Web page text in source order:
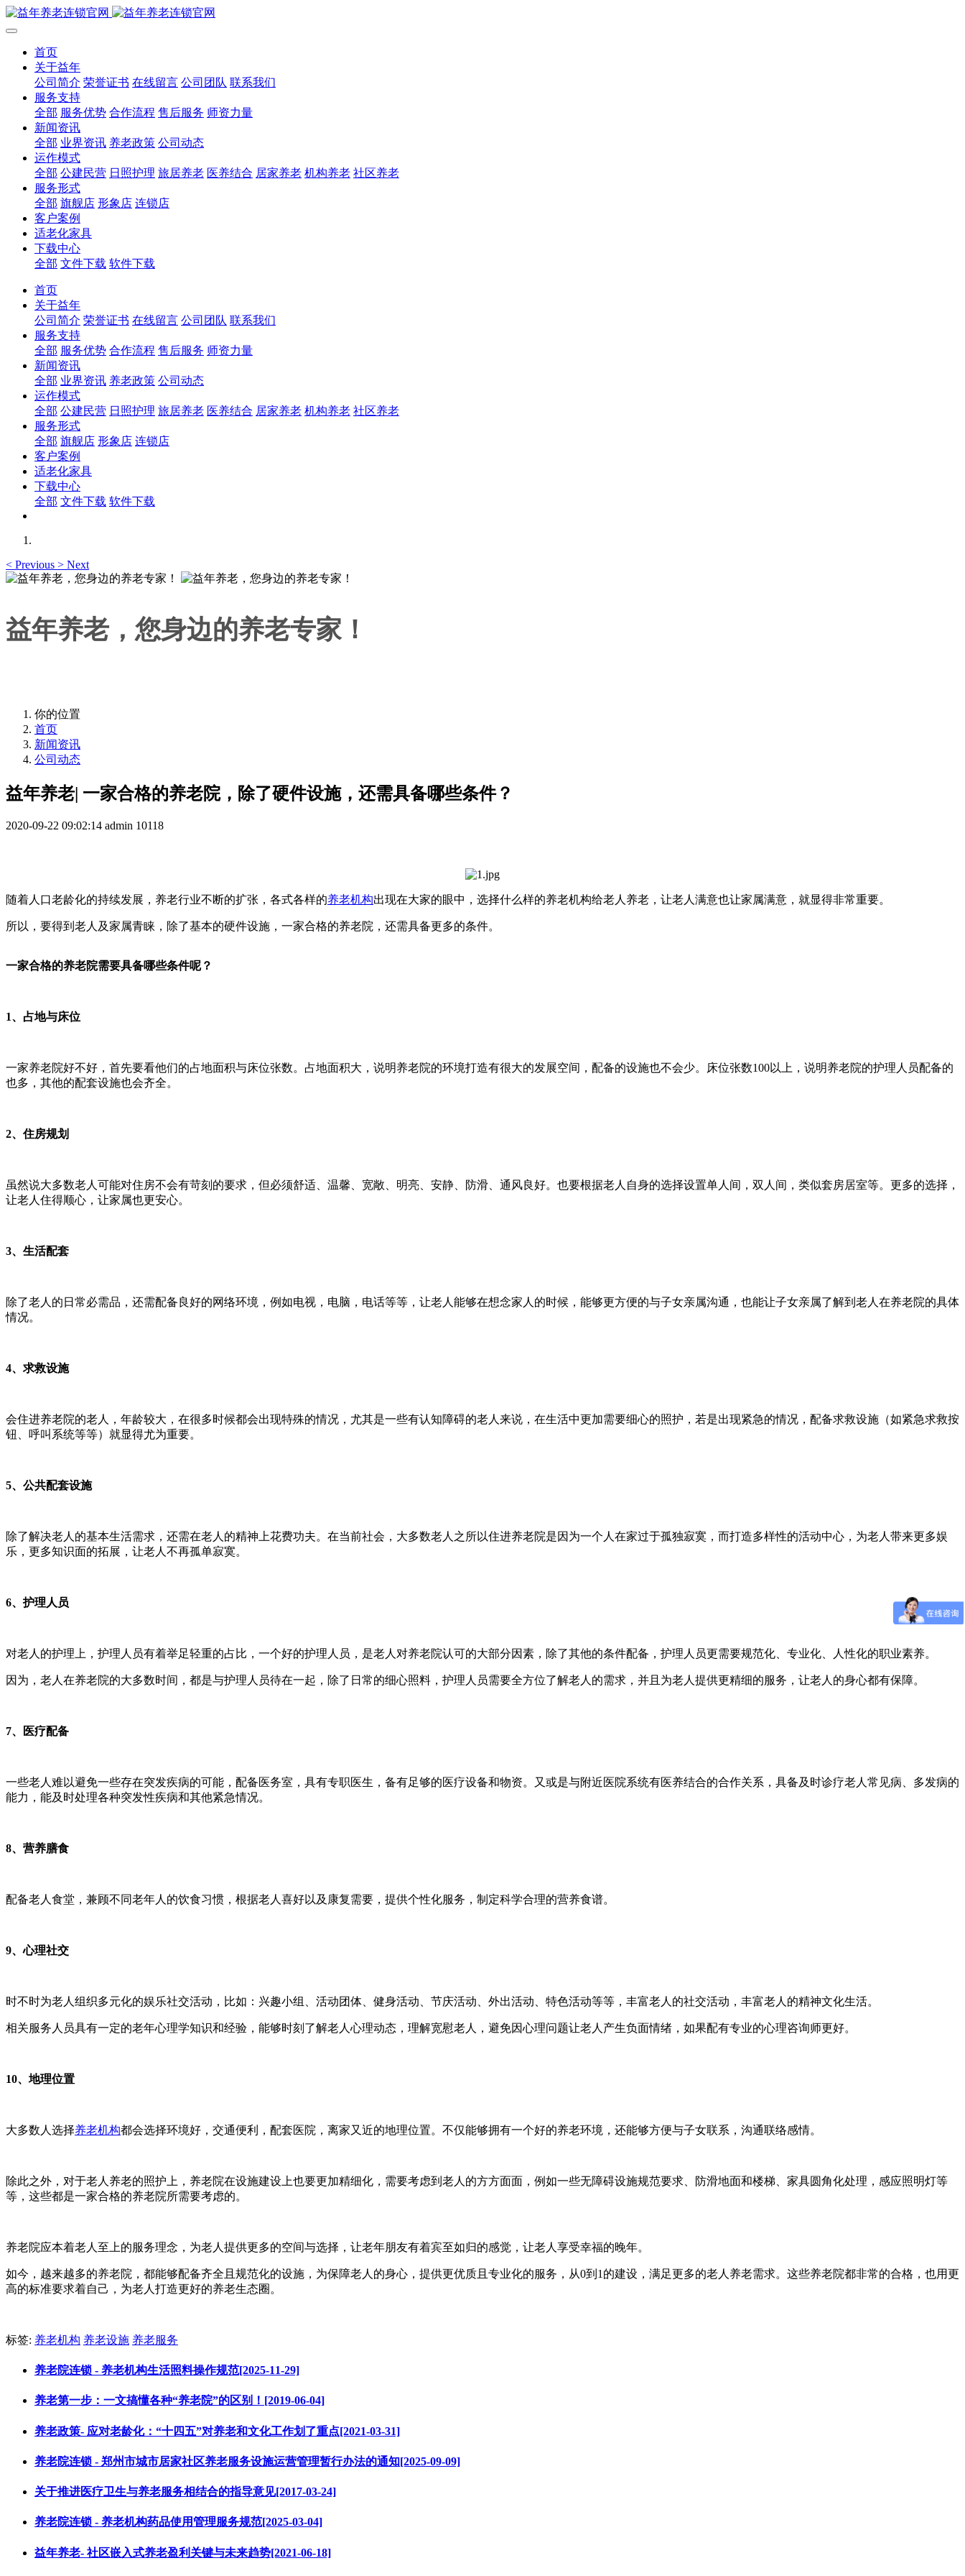
首页
关于益年
公司简介 荣誉证书 在线留言 公司团队 联系我们
服务支持
全部 服务优势 合作流程 售后服务 师资力量
新闻资讯
全部 业界资讯 养老政策 公司动态
运作模式
全部 公建民营 日照护理 旅居养老 医养结合 居家养老 机构养老 社区养老
服务形式
全部 旗舰店 形象店 连锁店
客户案例
适老化家具
下载中心
全部 文件下载 软件下载
首页
关于益年
公司简介 荣誉证书 在线留言 公司团队 联系我们
服务支持
全部 服务优势 合作流程 售后服务 师资力量
新闻资讯
全部 业界资讯 养老政策 公司动态
运作模式
全部 公建民营 日照护理 旅居养老 医养结合 居家养老 机构养老 社区养老
服务形式
全部 旗舰店 形象店 连锁店
客户案例
适老化家具
下载中心
全部 文件下载 软件下载
< Previous > Next
益年养老，您身边的养老专家！
你的位置
首页
新闻资讯
公司动态
益年养老| 一家合格的养老院，除了硬件设施，还需具备哪些条件？
2020-09-22 09:02:14 admin 10118
随着人口老龄化的持续发展，养老行业不断的扩张，各式各样的养老机构出现在大家的眼中，选择什么样的养老机构给老人养老，让老人满意也让家属满意，就显得非常重要。
所以，要得到老人及家属青睐，除了基本的硬件设施，一家合格的养老院，还需具备更多的条件。
一家合格的养老院需要具备哪些条件呢？
1、占地与床位
一家养老院好不好，首先要看他们的占地面积与床位张数。占地面积大，说明养老院的环境打造有很大的发展空间，配备的设施也不会少。床位张数100以上，说明养老院的护理人员配备的
也多，其他的配套设施也会齐全。
2、住房规划
虽然说大多数老人可能对住房不会有苛刻的要求，但必须舒适、温馨、宽敞、明亮、安静、防滑、通风良好。也要根据老人自身的选择设置单人间，双人间，类似套房居室等。更多的选择，
让老人住得顺心，让家属也更安心。
3、生活配套
除了老人的日常必需品，还需配备良好的网络环境，例如电视，电脑，电话等等，让老人能够在想念家人的时候，能够更方便的与子女亲属沟通，也能让子女亲属了解到老人在养老院的具体
情况。
4、求救设施
会住进养老院的老人，年龄较大，在很多时候都会出现特殊的情况，尤其是一些有认知障碍的老人来说，在生活中更加需要细心的照护，若是出现紧急的情况，配备求救设施（如紧急求救按
钮、呼叫系统等等）就显得尤为重要。
5、公共配套设施
除了解决老人的基本生活需求，还需在老人的精神上花费功夫。在当前社会，大多数老人之所以住进养老院是因为一个人在家过于孤独寂寞，而打造多样性的活动中心，为老人带来更多娱
乐，更多知识面的拓展，让老人不再孤单寂寞。
6、护理人员
对老人的护理上，护理人员有着举足轻重的占比，一个好的护理人员，是老人对养老院认可的大部分因素，除了其他的条件配备，护理人员更需要规范化、专业化、人性化的职业素养。
因为，老人在养老院的大多数时间，都是与护理人员待在一起，除了日常的细心照料，护理人员需要全方位了解老人的需求，并且为老人提供更精细的服务，让老人的身心都有保障。
7、医疗配备
一些老人难以避免一些存在突发疾病的可能，配备医务室，具有专职医生，备有足够的医疗设备和物资。又或是与附近医院系统有医养结合的合作关系，具备及时诊疗老人常见病、多发病的
能力，能及时处理各种突发性疾病和其他紧急情况。
8、营养膳食
配备老人食堂，兼顾不同老年人的饮食习惯，根据老人喜好以及康复需要，提供个性化服务，制定科学合理的营养食谱。
9、心理社交
时不时为老人组织多元化的娱乐社交活动，比如：兴趣小组、活动团体、健身活动、节庆活动、外出活动、特色活动等等，丰富老人的社交活动，丰富老人的精神文化生活。
相关服务人员具有一定的老年心理学知识和经验，能够时刻了解老人心理动态，理解宽慰老人，避免因心理问题让老人产生负面情绪，如果配有专业的心理咨询师更好。
10、地理位置
大多数人选择养老机构都会选择环境好，交通便利，配套医院，离家又近的地理位置。不仅能够拥有一个好的养老环境，还能够方便与子女联系，沟通联络感情。
除此之外，对于老人养老的照护上，养老院在设施建设上也要更加精细化，需要考虑到老人的方方面面，例如一些无障碍设施规范要求、防滑地面和楼梯、家具圆角化处理，感应照明灯等
等，这些都是一家合格的养老院所需要考虑的。
养老院应本着老人至上的服务理念，为老人提供更多的空间与选择，让老年朋友有着宾至如归的感觉，让老人享受幸福的晚年。
如今，越来越多的养老院，都能够配备齐全且规范化的设施，为保障老人的身心，提供更优质且专业化的服务，从0到1的建设，满足更多的老人养老需求。这些养老院都非常的合格，也用更
高的标准要求着自己，为老人打造更好的养老生态圈。
标签: 养老机构 养老设施 养老服务
养老院连锁 - 养老机构生活照料操作规范[2025-11-29]
养老第一步：一文搞懂各种“养老院”的区别！[2019-06-04]
养老政策- 应对老龄化：“十四五”对养老和文化工作划了重点[2021-03-31]
养老院连锁 - 郑州市城市居家社区养老服务设施运营管理暂行办法的通知[2025-09-09]
关于推进医疗卫生与养老服务相结合的指导意见[2017-03-24]
养老院连锁 - 养老机构药品使用管理服务规范[2025-03-04]
益年养老- 社区嵌入式养老盈利关键与未来趋势[2021-06-18]